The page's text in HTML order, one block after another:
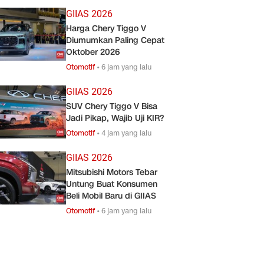
GIIAS 2026
Harga Chery Tiggo V
Diumumkan Paling Cepat
Oktober 2026
Otomotif•6 jam yang lalu
GIIAS 2026
SUV Chery Tiggo V Bisa
Jadi Pikap, Wajib Uji KIR?
Otomotif•4 jam yang lalu
GIIAS 2026
Mitsubishi Motors Tebar
Untung Buat Konsumen
Beli Mobil Baru di GIIAS
Otomotif•6 jam yang lalu